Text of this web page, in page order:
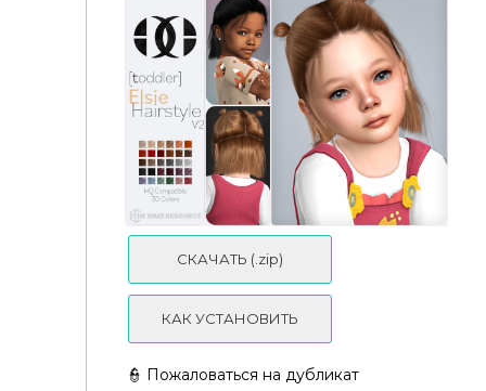
Simiracle Freya Flowers Infants
СКАЧАТЬ (.zip)
КАК УСТАНОВИТЬ
👮 Пожаловаться на дубликат